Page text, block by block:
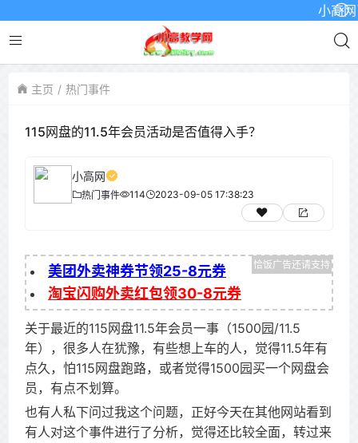
小高网已
主页 热门事件
115网盘的11.5年会员活动是否值得入手？
小高网
热门事件 114 2023-09-05 17:38:23
美团外卖神券节领25-8元券
淘宝闪购外卖红包领30-8元券
关于最近的115网盘11.5年会员一事（1500园/11.5
年），很多人在犹豫，有些想上车的人，觉得11.5年有
点久，怕115网盘跑路，或者觉得1500园买一个网盘会
员，有点不划算。
也有人私下问过我这个问题，正好今天在其他网站看到
有人对这个事件进行了分析，觉得还比较全面，转过来